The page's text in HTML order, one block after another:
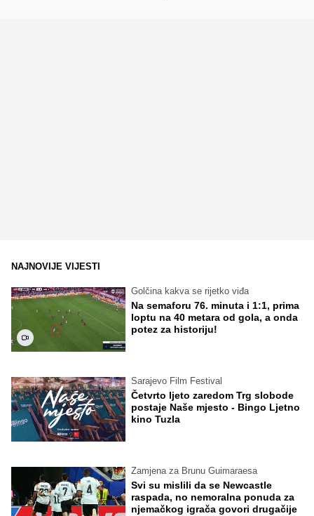
NAJNOVIJE VIJESTI
Golčina kakva se rijetko viđa
Na semaforu 76. minuta i 1:1, prima
loptu na 40 metara od gola, a onda
potez za historiju!
Sarajevo Film Festival
Četvrto ljeto zaredom Trg slobode
postaje Naše mjesto - Bingo Ljetno
kino Tuzla
Zamjena za Brunu Guimaraesa
Svi su mislili da se Newcastle
raspada, no nemoralna ponuda za
njemačkog igrača govori drugačije